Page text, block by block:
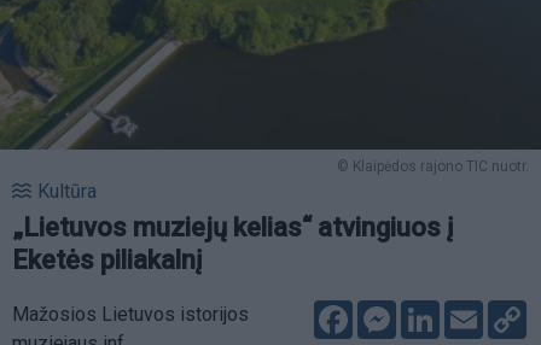
© Klaipėdos rajono TIC nuotr.
Kultūra
„Lietuvos muziejų kelias“ atvingiuos į
Eketės piliakalnį
Mažosios Lietuvos istorijos
FacebookMessenger
LinkedIn
Email